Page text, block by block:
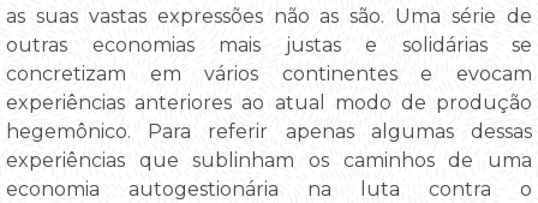
as suas vastas expressões não as são. Uma série de
outras economias mais justas e solidárias se
concretizam em vários continentes e evocam
experiências anteriores ao atual modo de produção
hegemônico. Para referir apenas algumas dessas
experiências que sublinham os caminhos de uma
economia autogestionária na luta contra o